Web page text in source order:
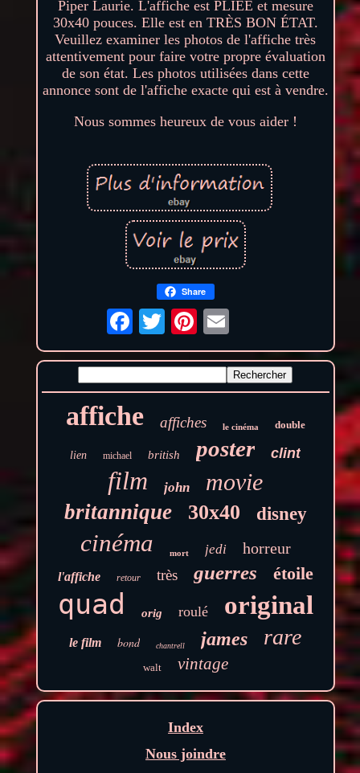
Piper Laurie. L'affiche est PLIÉE et mesure
30x40 pouces. Elle est en TRÈS BON ÉTAT.
Veuillez examiner les photos de l'affiche très
attentivement pour faire votre propre évaluation
de son état. Les photos utilisées dans cette
annonce sont de l'affiche exacte qui est à vendre.
Nous sommes heureux de vous aider !
Share
affiche affiches le cinéma double
lien michael british poster clint
film john movie
britannique 30x40 disney
cinéma mort jedi horreur
l'affiche retour très guerres étoile
quad orig roulé original
le film bond chantrell james rare
walt vintage
Index
Nous joindre